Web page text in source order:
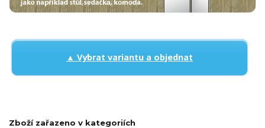
▲ Vybrat variantu a objednat
Zboží zařazeno v kategoriích